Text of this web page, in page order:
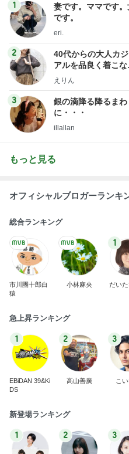
1
妻です。ママです。
です。
eri.
2
40代からの大人カジ
アルを品良く着こな
ファッションブログ
えりん
3
銀の滴降る降るまわ
に・・・
illallan
もっと見る
オフィシャルブロガーランキ
総合ランキング
市川團十郎白
猿
小林麻央
1
だい
急上昇ランキング
1
EBiDAN 39&Ki
DS
2
高山善廣
3
こ
新登場ランキング
1 2 3